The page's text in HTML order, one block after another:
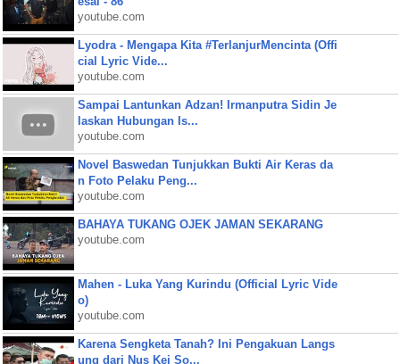
youtube.com
Lyodra - Mengapa Kita #TerlanjurMencinta (Offi
cial Lyric Vide...
youtube.com
Sampai Lantunkan Adzan! Irmanputra Sidin Je
laskan Hubungan Is...
youtube.com
Novel Baswedan Tunjukkan Bukti Air Keras da
n Foto Pelaku Peng...
youtube.com
BAHAYA TUKANG OJEK JAMAN SEKARANG
youtube.com
Mahen - Luka Yang Kurindu (Official Lyric Vide
o)
youtube.com
Karena Sengketa Tanah? Ini Pengakuan Langs
ung dari Nus Kei So...